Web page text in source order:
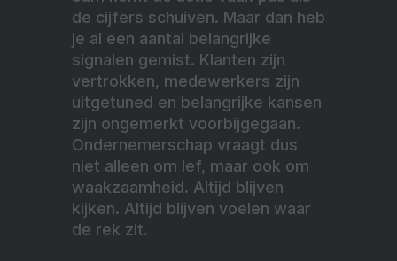
de cijfers schuiven. Maar dan heb
je al een aantal belangrijke
signalen gemist. Klanten zijn
vertrokken, medewerkers zijn
uitgetuned en belangrijke kansen
zijn ongemerkt voorbijgegaan.
Ondernemerschap vraagt dus
niet alleen om lef, maar ook om
waakzaamheid. Altijd blijven
kijken. Altijd blijven voelen waar
de rek zit.